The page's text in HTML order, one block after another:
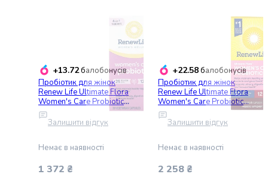
Паштети
Джеми
Консервовані
гриби
Мед
Варення
Соуси
і
+13.72балобонусів
Пробіотик для жінок
Renew Life Ultimate Flora
Women's Care Probiotic
25 млрд 30
вегетаріанських капсул
Залишити відгук
Немає в наявності
1 372 ₴
+22.58балобонусів
Пробіотик для жінок
Renew Life Ultimate Flora
Women's Care Probiotic
90 млрд 30
вегетаріанських капсул
Залишити відгук
Немає в наявності
2 258 ₴